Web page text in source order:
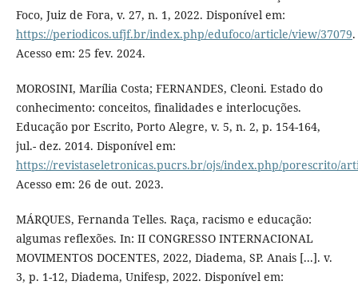
Foco, Juiz de Fora, v. 27, n. 1, 2022. Disponível em:
https://periodicos.ufjf.br/index.php/edufoco/article/view/37079.
Acesso em: 25 fev. 2024.
MOROSINI, Marília Costa; FERNANDES, Cleoni. Estado do
conhecimento: conceitos, finalidades e interlocuções.
Educação por Escrito, Porto Alegre, v. 5, n. 2, p. 154-164,
jul.- dez. 2014. Disponível em:
https://revistaseletronicas.pucrs.br/ojs/index.php/porescrito/
Acesso em: 26 de out. 2023.
MÁRQUES, Fernanda Telles. Raça, racismo e educação:
algumas reflexões. In: II CONGRESSO INTERNACIONAL
MOVIMENTOS DOCENTES, 2022, Diadema, SP. Anais [...]. v.
3, p. 1-12, Diadema, Unifesp, 2022. Disponível em: